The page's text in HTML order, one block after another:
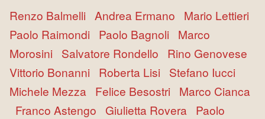
Renzo Balmelli Andrea Ermano
Mario Lettieri
Paolo Raimondi Paolo Bagnoli Marco
Morosini Salvatore Rondello
Rino Genovese
Vittorio Bonanni Roberta Lisi Stefano Iucci
Michele Mezza Felice Besostri Marco Cianca
Franco Astengo
Giulietta Rovera Paolo